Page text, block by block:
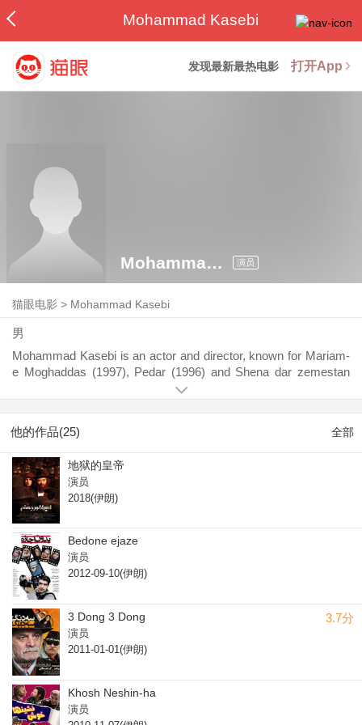
Mohammad Kasebi
发现最新最热电影 打开App
Mohammad Kasebi 演员
猫眼电影 > Mohammad Kasebi
男
Mohammad Kasebi is an actor and director, known for Mariam-
e Moghaddas (1997), Pedar (1996) and Shena dar zemestan
他的作品(25) 全部
地狱的皇帝
演员
2018(伊朗)
Bedone ejaze
演员
2012-09-10(伊朗)
3.7分
3 Dong 3 Dong
演员
2011-01-01(伊朗)
Khosh Neshin-ha
演员